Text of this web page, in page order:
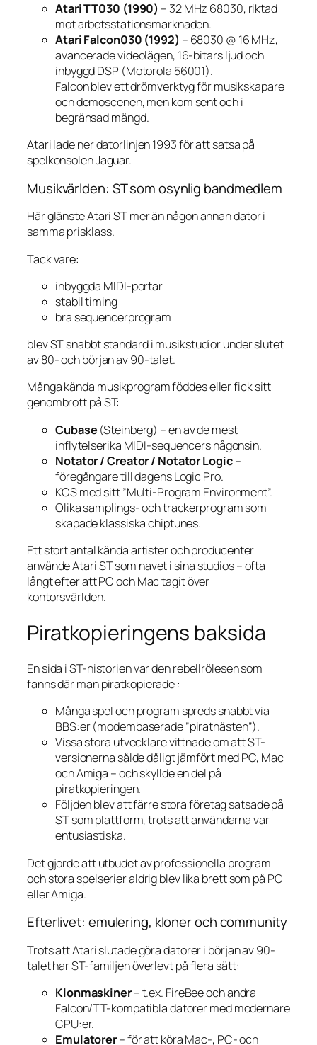
Atari TT030 (1990) – 32 MHz 68030, riktad
mot arbetsstationsmarknaden.
Atari Falcon030 (1992) – 68030 @ 16 MHz,
avancerade videolägen, 16-bitars ljud och
inbyggd DSP (Motorola 56001).
Falcon blev ett drömverktyg för musikskapare
och demoscenen, men kom sent och i
begränsad mängd.
Atari lade ner datorlinjen 1993 för att satsa på
spelkonsolen Jaguar.
Musikvärlden: ST som osynlig bandmedlem
Här glänste Atari ST mer än någon annan dator i
samma prisklass.
Tack vare:
inbyggda MIDI-portar
stabil timing
bra sequencerprogram
blev ST snabbt standard i musikstudior under slutet
av 80- och början av 90-talet.
Många kända musikprogram föddes eller fick sitt
genombrott på ST:
Cubase (Steinberg) – en av de mest
inflytelserika MIDI-sequencers någonsin.
Notator / Creator / Notator Logic–
föregångare till dagensLogic Pro.
KCS med sitt ”Multi-Program Environment”.
Olika samplings- och trackerprogram som
skapade klassiska chiptunes.
Ett stort antal kända artister och producenter
använde Atari ST som navet i sina studios – ofta
långt efter att PC och Mac tagit över
kontorsvärlden.
Piratkopieringens baksida
En sida i ST-historien var den rebellrölesen som
fanns där man piratkopierade :
Många spel och program spreds snabbt via
BBS:er (modembaserade ”piratnästen”).
Vissa stora utvecklare vittnade om att ST-
versionerna sålde dåligt jämfört med PC, Mac
och Amiga – och skyllde en del på
piratkopieringen.
Följden blev att färre stora företag satsade på
ST som plattform, trots att användarna var
entusiastiska.
Det gjorde att utbudet av professionella program
och stora spelserier aldrig blev lika brett som på PC
eller Amiga.
Efterlivet: emulering, kloner och community
Trots att Atari slutade göra datorer i början av 90-
talet har ST-familjen överlevt på flera sätt:
Klonmaskiner– t.ex. FireBee och andra
Falcon/TT-kompatibla datorer med modernare
CPU:er.
Emulatorer– för att köra Mac-, PC- och